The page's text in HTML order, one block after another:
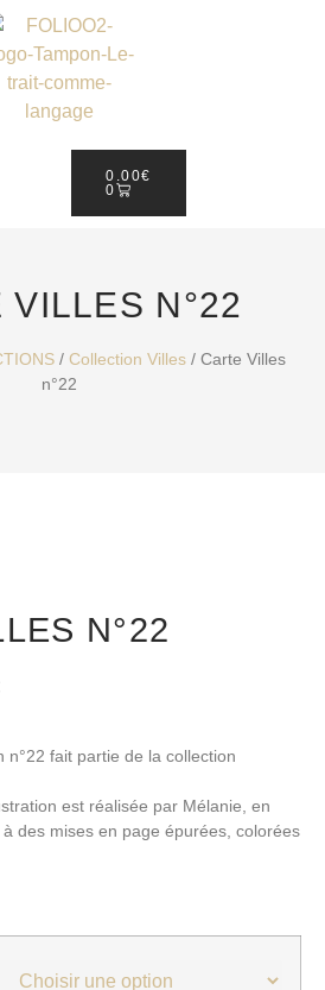
0.00€
0
VILLES N°22
/ Collection Villes/ Carte Villes
n°22
N°22
n°22 fait partie de la collection
est réalisée par Mélanie, en
des mises en page épurées, colorées